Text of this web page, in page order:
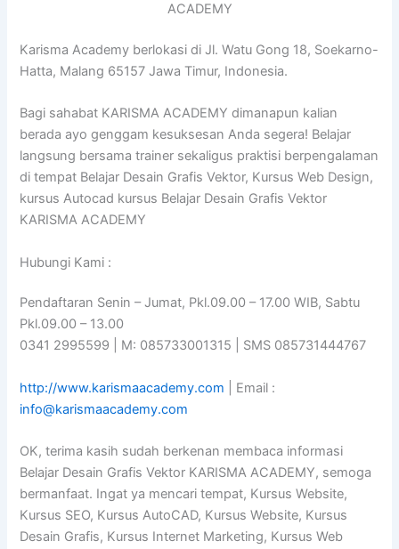
ACADEMY
Karisma Academy berlokasi di Jl. Watu Gong 18, Soekarno-
Hatta, Malang 65157 Jawa Timur, Indonesia.
Bagi sahabat KARISMA ACADEMY dimanapun kalian
berada ayo genggam kesuksesan Anda segera! Belajar
langsung bersama trainer sekaligus praktisi berpengalaman
di tempat Belajar Desain Grafis Vektor, Kursus Web Design,
kursus Autocad kursus Belajar Desain Grafis Vektor
KARISMA ACADEMY
Hubungi Kami :
Pendaftaran Senin – Jumat, Pkl.09.00 – 17.00 WIB, Sabtu
Pkl.09.00 – 13.00
0341 2995599 | M: 085733001315 | SMS 085731444767
http://www.karismaacademy.com | Email :
info@karismaacademy.com
OK, terima kasih sudah berkenan membaca informasi
Belajar Desain Grafis Vektor KARISMA ACADEMY, semoga
bermanfaat. Ingat ya mencari tempat, Kursus Website,
Kursus SEO, Kursus AutoCAD, Kursus Website, Kursus
Desain Grafis, Kursus Internet Marketing, Kursus Web